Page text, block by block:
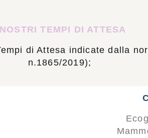
TEMPI DI ATTESA
di Attesa indicate dalla
n.1865/2019);